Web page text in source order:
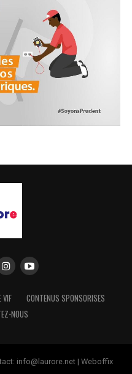
VIF
CONTENUS SPONSORISES
NOUS
info@laurore.net | Weboffix